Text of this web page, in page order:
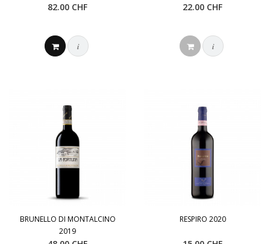
82.00 CHF
i
22.00 CHF
i
BRUNELLO DI MONTALCINO
2019
RESPIRO 2020